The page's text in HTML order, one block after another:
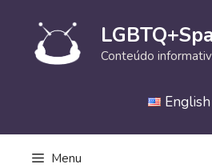
conteúdo
Conteúdo
English
Menu